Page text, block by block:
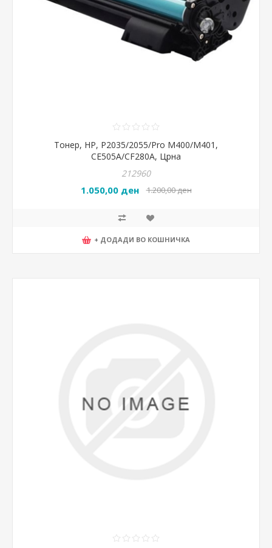
Тонер, HP, P2035/2055/Pro M400/M401,
CE505A/CF280A, Црна
212960
1.050,00 ден 1.200,00 ден
+ ДОДАДИ ВО КОШНИЧКА